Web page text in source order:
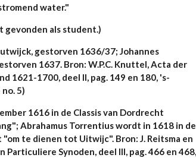
water."
gevonden als student.)
gestorven 1636/37; Johannes
1637. Bron: W.P.C. Knuttel, Acta der
1621-1700, deel II, pag. 149 en 180, 's-
5)
1616 in de Classis van Dordrecht
Abrahamus Torrentius wordt in 1618 in de
te dienen tot Uitwijc". Bron: J. Reitsma en
Particuliere Synoden, deel III, pag. 466 en 468,